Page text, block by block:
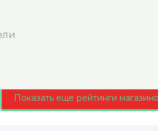
Показать еще рейтинги